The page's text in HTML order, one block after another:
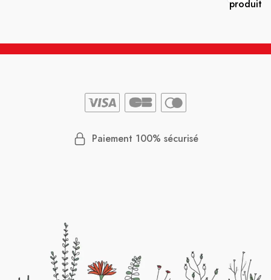
Paiement 100% sécurisé